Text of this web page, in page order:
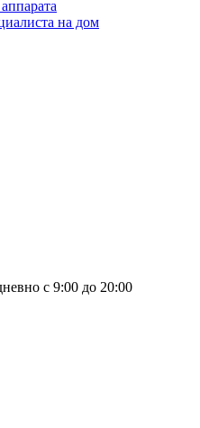
на дом
с 9:00 до 20:00